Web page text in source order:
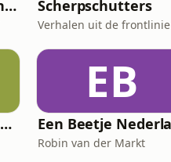
Keuringsdienst van Waarde Scherpschutters
Verhalen uit de frontlinie
FD De strijd om Nexperia
EB
Robin van der Markt